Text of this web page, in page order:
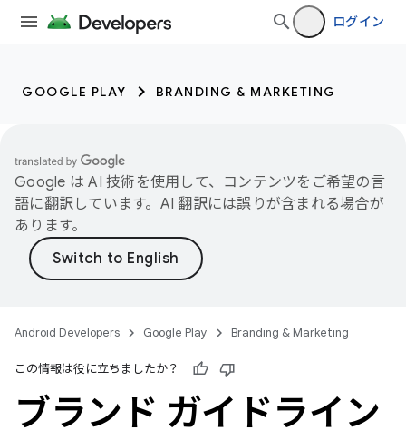
ログイン
GOOGLE PLAY BRANDING & MARKETING
Google は AI 技術を使用して、コンテンツをご希望の言
語に翻訳しています。AI 翻訳には誤りが含まれる場合が
あります。
Android Developers Google Play Branding & Marketing
この情報は役に立ちましたか？
ブランド ガイドライン